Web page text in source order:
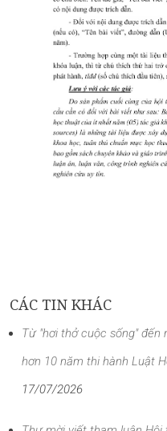
CÁC TIN KHÁC
Từ "hơi thở cuộc sống" đến
hơn 10 năm thi hành Luật
17/07/2026